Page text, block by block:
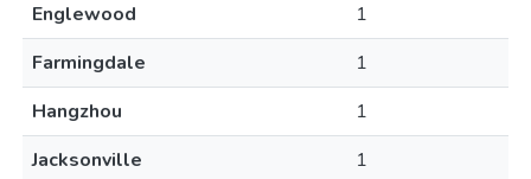
Englewood
1
Farmingdale
1
Hangzhou
1
Jacksonville
1